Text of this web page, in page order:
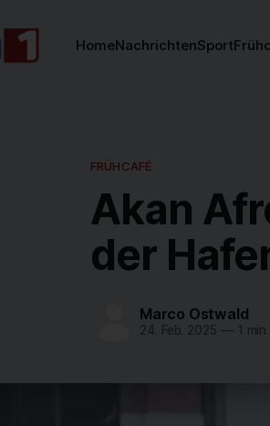
HomeNachrichtenSport
FRÜHCAFÉ
Akan
der
Marco Ostwald
24. Feb. 2025 —1 min